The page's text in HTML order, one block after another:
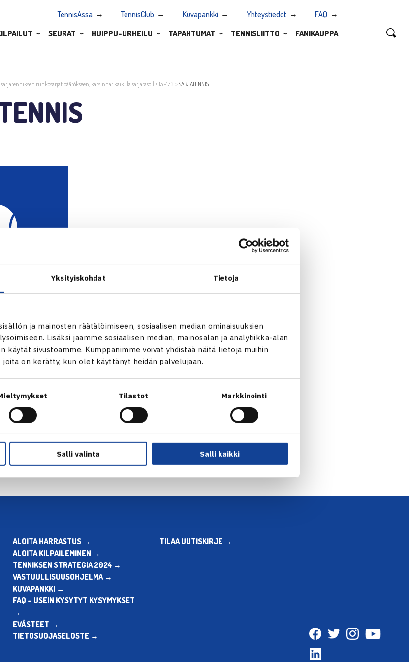
Yksityiskohdat Tietoja
ja mainosten räätälöimiseen, sosiaalisen median ominaisuuksien
Lisäksi jaamme sosiaalisen median, mainosalan ja analytiikka-alan
käytät sivustoamme. Kumppanimme voivat yhdistää näitä tietoja muihin
on kerätty, kun olet käyttänyt heidän palvelujaan.
Tilastot Markkinointi
Salli valinta Salli kaikki
TennisÄssä TennisClub Kuvapankki Yhteystiedot
FAQ
SEURAT HUIPPU-URHEILU TAPAHTUMAT TENNISLIITTO FANIKAUPPA
runkosarjat päätökseen, karsinnat kaikilla sarjatasoilla 15.-17.3. >SARJATENNIS
ALOITA HARRASTUS →
ALOITA KILPAILEMINEN →
TENNIKSEN STRATEGIA 2024 →
VASTUULLISUUSOHJELMA →
KUVAPANKKI →
FAQ – USEIN KYSYTYT KYSYMYKSET
→
EVÄSTEET →
TIETOSUOJASELOSTE →
TILAA UUTISKIRJE →